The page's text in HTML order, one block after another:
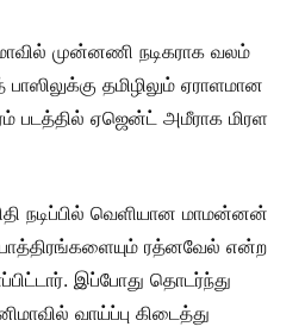
முன்னணி நடிகராக வலம்
தமிழிலும் ஏராளமான
படத்தில் ஏஜென்ட் அமீராக மிரள
நடிப்பில் வெளியான மாமன்னன்
ரத்னவேல் என்ற
இப்போது தொடர்ந்து
வாய்ப்பு கிடைத்து